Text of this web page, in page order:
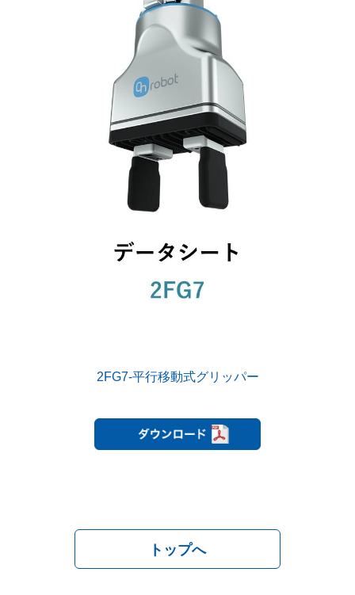
2FG7-平行移動式グリッパー
トップへ